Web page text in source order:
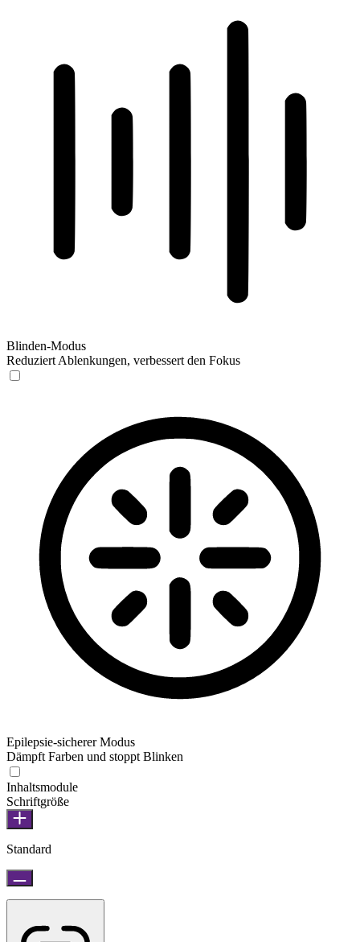
Blinden-Modus
Reduziert Ablenkungen, verbessert den Fokus
Epilepsie-sicherer Modus
Dämpft Farben und stoppt Blinken
Inhaltsmodule
Schriftgröße
Standard